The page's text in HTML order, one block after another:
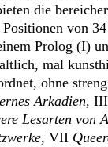
die
von
Prolog (I)
mal
ohne
Arkadien,
Lesarten von
, VII